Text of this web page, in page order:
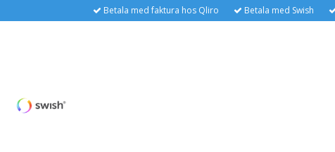
Betala med faktura hos Qliro Betala med Swish